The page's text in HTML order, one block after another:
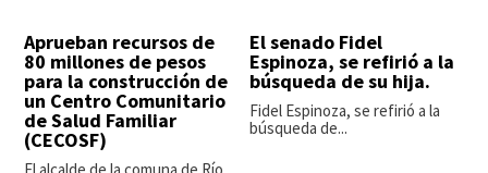
Aprueban recursos de
80 millones de pesos
para la construcción de
un Centro Comunitario
de Salud Familiar
(CECOSF)
El senado Fidel
Espinoza, se refirió a la
búsqueda de su hija.
Fidel Espinoza, se refirió a la
búsqueda de...